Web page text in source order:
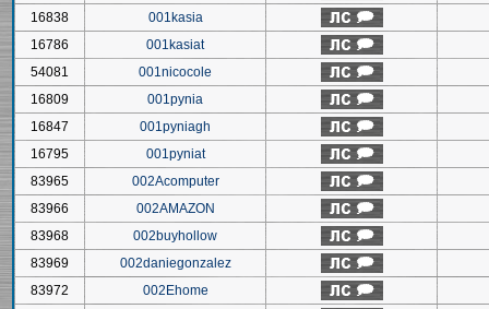
16838
001kasia
16786
001kasiat
54081
001nicocole
16809
001pynia
16847
001pyniagh
16795
001pyniat
83965
002Acomputer
83966
002AMAZON
83968
002buyhollow
83969
002daniegonzalez
83972
002Ehome